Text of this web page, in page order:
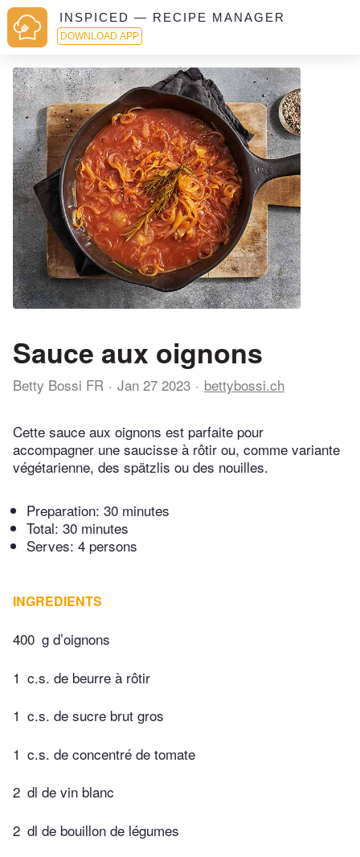
INSPICED — RECIPE MANAGER
DOWNLOAD APP
Sauce aux oignons
Betty Bossi FR Jan 27 2023 bettybossi.ch
Cette sauce aux oignons est parfaite pour
accompagner une saucisse à rôtir ou, comme variante
végétarienne, des spätzlis ou des nouilles.
Preparation: 30 minutes
Total: 30 minutes
Serves: 4 persons
INGREDIENTS
400 g d’oignons
1 c.s. de beurre à rôtir
1 c.s. de sucre brut gros
1 c.s. de concentré de tomate
2 dl de vin blanc
2 dl de bouillon de légumes